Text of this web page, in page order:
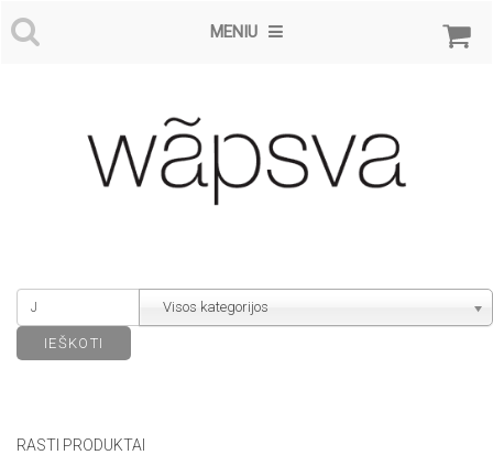
MENIU
Visos kategorijos
RASTI PRODUKTAI